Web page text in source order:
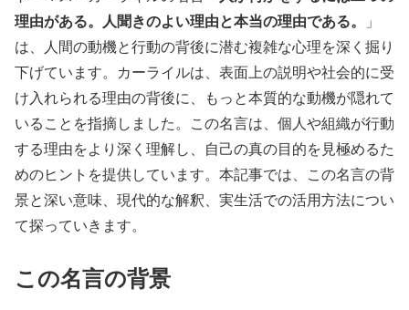
理由がある。人聞きのよい理由と本当の理由である。
」
は、人間の動機と行動の背後に潜む複雑な心理を深く掘り
下げています。カーライルは、表面上の説明や社会的に受
け入れられる理由の背後に、もっと本質的な動機が隠れて
いることを指摘しました。この名言は、個人や組織が行動
する理由をより深く理解し、自己の真の目的を見極めるた
めのヒントを提供しています。本記事では、この名言の背
景と深い意味、現代的な解釈、実生活での活用方法につい
て探っていきます。
この名言の背景